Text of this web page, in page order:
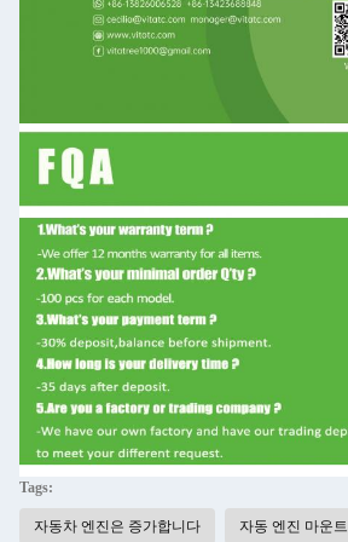
Tags:
자동차 엔진은 증가합니다 자동 엔진 마운트